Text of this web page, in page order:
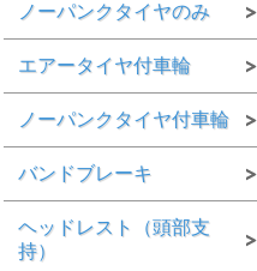
ノーパンクタイヤのみ
エアータイヤ付車輪
ノーパンクタイヤ付車輪
バンドブレーキ
ヘッドレスト（頭部支
持）